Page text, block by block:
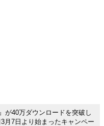
が40万ダウンロードを突破し
月7日より始まったキャンペー